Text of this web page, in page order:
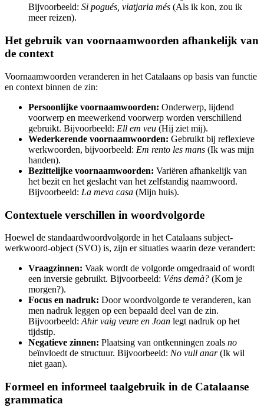
Bijvoorbeeld: Si pogués, viatjaria més (Als ik kon, zou ik
meer reizen).
Het gebruik van voornaamwoorden afhankelijk van
de context
Voornaamwoorden veranderen in het Catalaans op basis van functie
en context binnen de zin:
Persoonlijke voornaamwoorden: Onderwerp, lijdend
voorwerp en meewerkend voorwerp worden verschillend
gebruikt. Bijvoorbeeld: Ell em veu (Hij ziet mij).
Wederkerende voornaamwoorden: Gebruikt bij reflexieve
werkwoorden, bijvoorbeeld: Em rento les mans (Ik was mijn
handen).
Bezittelijke voornaamwoorden: Variëren afhankelijk van
het bezit en het geslacht van het zelfstandig naamwoord.
Bijvoorbeeld: La meva casa (Mijn huis).
Contextuele verschillen in woordvolgorde
Hoewel de standaardwoordvolgorde in het Catalaans subject-
werkwoord-object (SVO) is, zijn er situaties waarin deze verandert:
Vraagzinnen: Vaak wordt de volgorde omgedraaid of wordt
een inversie gebruikt. Bijvoorbeeld: Véns demà? (Kom je
morgen?).
Focus en nadruk: Door woordvolgorde te veranderen, kan
men nadruk leggen op een bepaald deel van de zin.
Bijvoorbeeld: Ahir vaig veure en Joan legt nadruk op het
tijdstip.
Negatieve zinnen: Plaatsing van ontkenningen zoals no
beïnvloedt de structuur. Bijvoorbeeld: No vull anar(Ik wil
niet gaan).
Formeel en informeel taalgebruik in de Catalaanse
grammatica